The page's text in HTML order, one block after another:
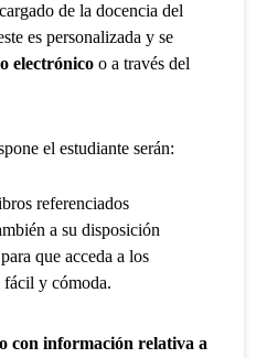
de la docencia del
es personalizada y se
electrónico o a través del
el estudiante serán:
referenciados
a su disposición
que acceda a los
fácil y cómoda.
con información relativa a